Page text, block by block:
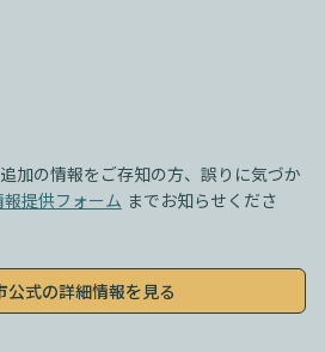
加の情報をご存知の方、誤りに気づか
報提供フォーム までお知らせくださ
公式の詳細情報を見る